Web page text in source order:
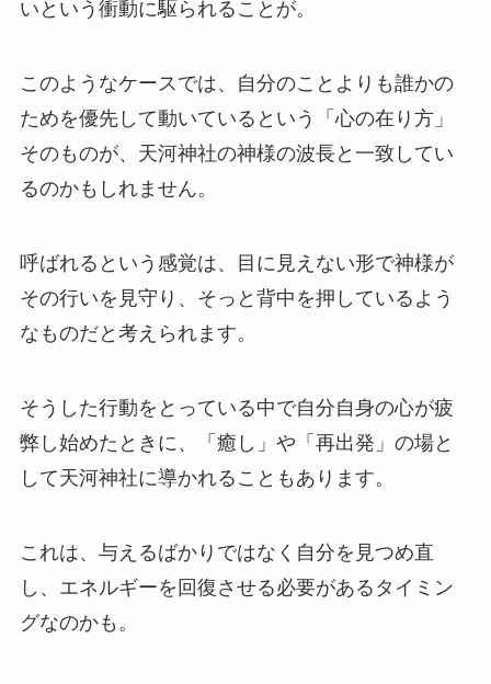
いという衝動に駆られることが。
このようなケースでは、自分のことよりも誰かの
ためを優先して動いているという「心の在り方」
そのものが、天河神社の神様の波長と一致してい
るのかもしれません。
呼ばれるという感覚は、目に見えない形で神様が
その行いを見守り、そっと背中を押しているよう
なものだと考えられます。
そうした行動をとっている中で自分自身の心が疲
弊し始めたときに、「癒し」や「再出発」の場と
して天河神社に導かれることもあります。
これは、与えるばかりではなく自分を見つめ直
し、エネルギーを回復させる必要があるタイミン
グなのかも。